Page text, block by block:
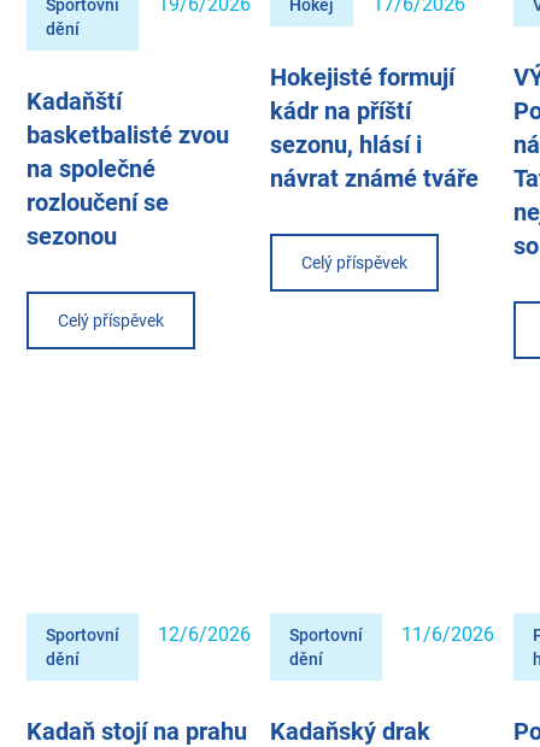
Sportovní
dění
Kadaňští
basketbalisté zvou
na společné
rozloučení se
sezonou
Celý příspěvek
Hokej
Hokejisté formují
kádr na příští
sezonu, hlásí i
návrat známé tváře
Celý příspěvek
Sportovní
dění
12/6/2026
Kadaň stojí na prahu
Sportovní
dění
11/6/2026
Kadaňský drak